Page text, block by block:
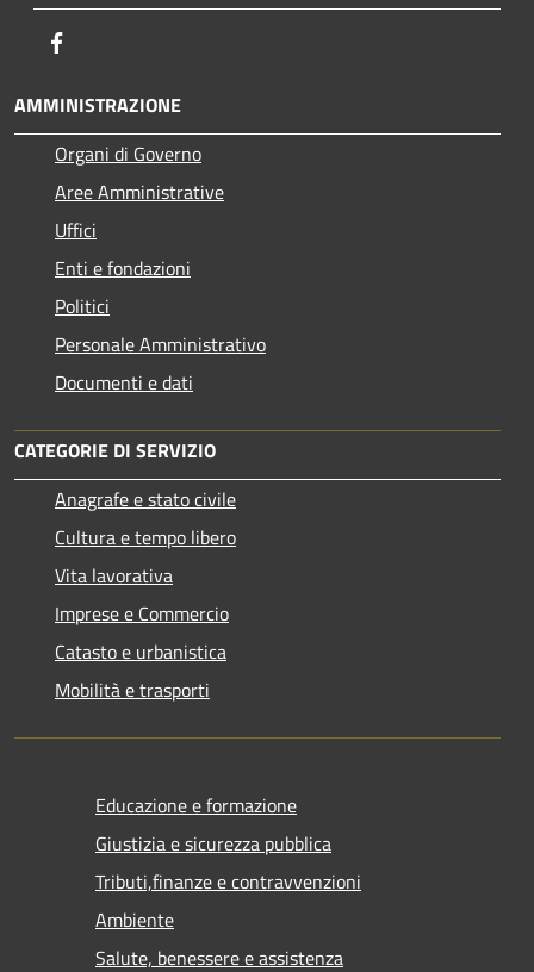
AMMINISTRAZIONE
Organi di Governo
Aree Amministrative
Uffici
Enti e fondazioni
Politici
Personale Amministrativo
Documenti e dati
CATEGORIE DI SERVIZIO
Anagrafe e stato civile
Cultura e tempo libero
Vita lavorativa
Imprese e Commercio
Catasto e urbanistica
Mobilità e trasporti
Educazione e formazione
Giustizia e sicurezza pubblica
Tributi,finanze e contravvenzioni
Ambiente
Salute, benessere e assistenza